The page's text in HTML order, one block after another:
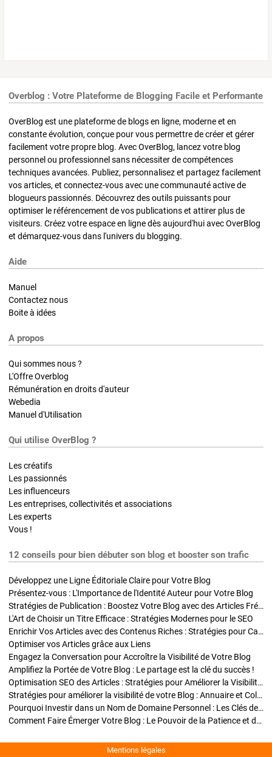
Overblog : Votre Plateforme de Blogging Facile et Performante
OverBlog est une plateforme de blogs en ligne, moderne et en
constante évolution, conçue pour vous permettre de créer et gérer
facilement votre propre blog. Avec OverBlog, lancez votre blog
personnel ou professionnel sans nécessiter de compétences
techniques avancées. Publiez, personnalisez et partagez facilement
vos articles, et connectez-vous avec une communauté active de
blogueurs passionnés. Découvrez des outils puissants pour
optimiser le référencement de vos publications et attirer plus de
visiteurs. Créez votre espace en ligne dès aujourd'hui avec OverBlog
et démarquez-vous dans l'univers du blogging.
Aide
Manuel
Contactez nous
Boite à idées
A propos
Qui sommes nous ?
L'Offre Overblog
Rémunération en droits d'auteur
Webedia
Manuel d'Utilisation
Qui utilise OverBlog ?
Les créatifs
Les passionnés
Les influenceurs
Les entreprises, collectivités et associations
Les experts
Vous !
12 conseils pour bien débuter son blog et booster son trafic
Développez une Ligne Éditoriale Claire pour Votre Blog
Présentez-vous : L'Importance de l'Identité Auteur pour Votre Blog
Stratégies de Publication : Boostez Votre Blog avec des Articles Fréquents et Exclusifs
L'Art de Choisir un Titre Efficace : Stratégies Modernes pour le SEO
Enrichir Vos Articles avec des Contenus Riches : Stratégies pour Captiver et Optimiser
Optimiser vos Articles grâce aux Liens
Engagez la Conversation pour Accroître la Visibilité de Votre Blog
Amplifiez la Portée de Votre Blog : Le partage est la clé du succès !
Optimisation SEO des Articles : Stratégies pour Améliorer la Visibilité de Votre Blog
Stratégies pour améliorer la visibilité de votre Blog : Annuaire et Collaborations
Pourquoi Investir dans un Nom de Domaine Personnel : Les Clés de la Réussite de Votre Blog
Comment Faire Émerger Votre Blog : Le Pouvoir de la Patience et de la Persévérance
Mentions légales